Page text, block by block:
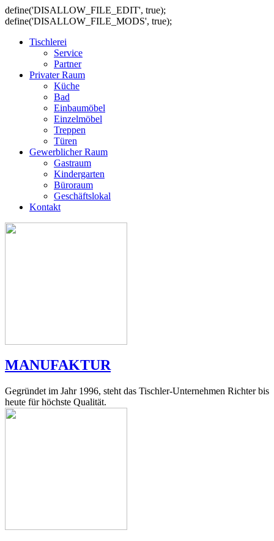
define('DISALLOW_FILE_EDIT', true);
define('DISALLOW_FILE_MODS', true);
Tischlerei
Service
Partner
Privater Raum
Küche
Bad
Einbaumöbel
Einzelmöbel
Treppen
Türen
Gewerblicher Raum
Gastraum
Kindergarten
Büroraum
Geschäftslokal
Kontakt
MANUFAKTUR
Gegründet im Jahr 1996, steht das Tischler-Unternehmen Richter bis
heute für höchste Qualität.